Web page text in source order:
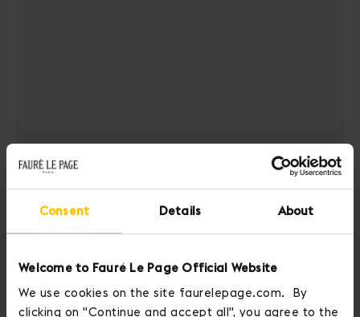
Consent Details About
Welcome to Fauré Le Page Official Website
We use cookies on the site faurelepage.com. By
clicking on "Continue and accept all", you agree to the
品牌资讯